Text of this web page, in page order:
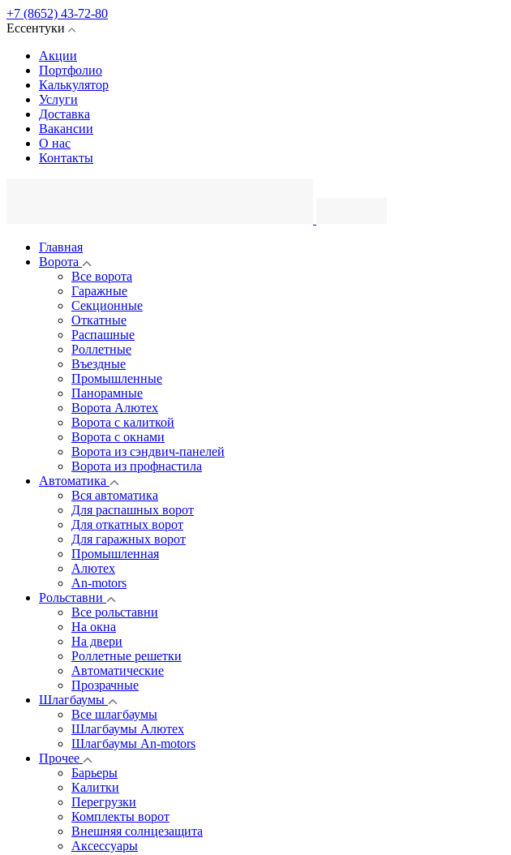
+7 (8652) 43-72-80
Ессентуки
Акции
Портфолио
Калькулятор
Услуги
Доставка
Вакансии
О нас
Контакты
Главная
Ворота
Все ворота
Гаражные
Секционные
Откатные
Распашные
Роллетные
Въездные
Промышленные
Панорамные
Ворота Алютех
Ворота с калиткой
Ворота c окнами
Ворота из сэндвич-панелей
Ворота из профнастила
Автоматика
Вся автоматика
Для распашных ворот
Для откатных ворот
Для гаражных ворот
Промышленная
Алютех
An-motors
Рольставни
Все рольставни
На окна
На двери
Роллетные решетки
Автоматические
Прозрачные
Шлагбаумы
Все шлагбаумы
Шлагбаумы Алютех
Шлагбаумы An-motors
Прочее
Барьеры
Калитки
Перегрузки
Комплекты ворот
Внешняя солнцезащита
Аксессуары